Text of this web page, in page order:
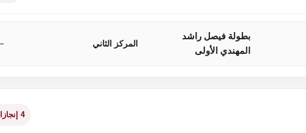
بطولة فيصل راشد
المهندي الأولى
المركز الثاني
4 إنجازات